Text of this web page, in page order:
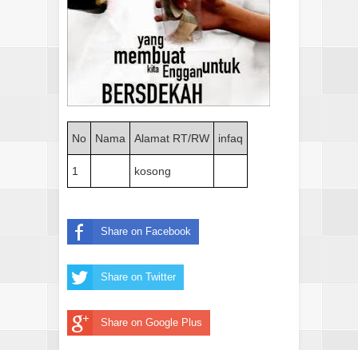
No Nama Alamat RT/RW infaq
1 kosong
Share on Facebook
Share on Twitter
Share on Google Plus